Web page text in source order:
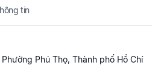
tin
Phú Thọ, Thành phố Hồ Chí